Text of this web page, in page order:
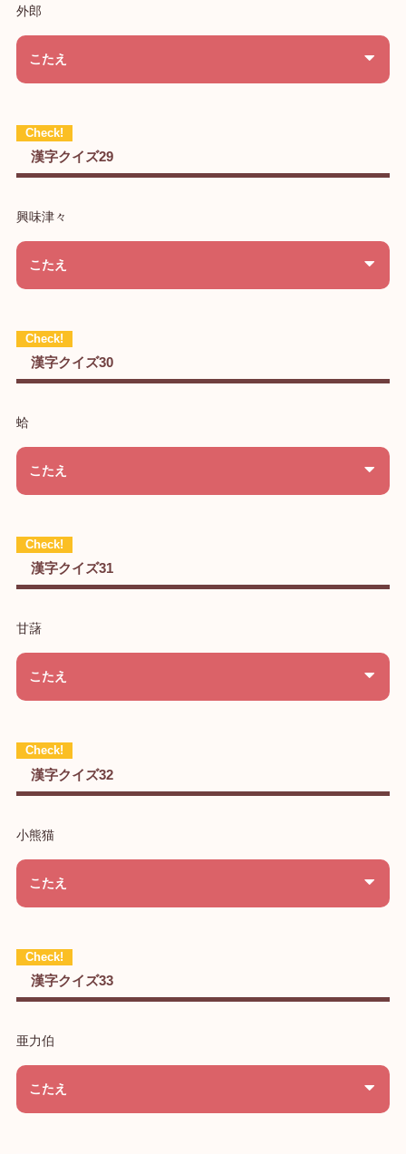
外郎
こたえ
漢字クイズ29
興味津々
こたえ
漢字クイズ30
蛤
こたえ
漢字クイズ31
甘藷
こたえ
漢字クイズ32
小熊猫
こたえ
漢字クイズ33
亜力伯
こたえ